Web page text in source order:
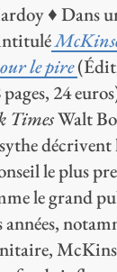
♦ Dans
le pire
24
TimesWalt
décrivent
le plus
le grand
années,